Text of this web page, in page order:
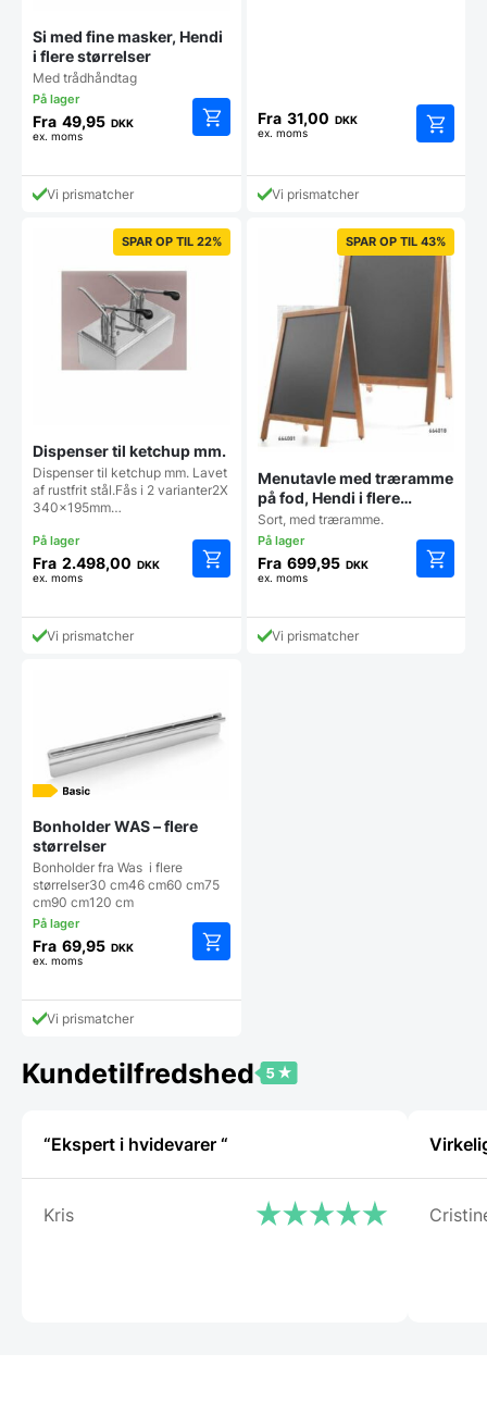
Si med fine masker, Hendi
i flere størrelser
Med trådhåndtag
Fra 49,95 DKK
ex. moms
varianter.
Mulighederne
kan
Vi prismatcher
Fra 31,00 DKK
ex. moms
vare
kan
vælges
Vi prismatcher
SPAR OP TIL 22%
Dispenser til ketchup mm.
Dispenser til ketchup mm. Lavet
af rustfrit stål.Fås i 2 varianter2X
340x195mm…
Fra 2.498,00 DKK
ex. moms
vælges
på
Vi prismatcher
SPAR OP TIL 43%
Menutavle med træramme
på fod, Hendi i flere
størrelser
Sort, med træramme.
Fra 699,95 DKK
ex. moms
Vi prismatcher
Bonholder WAS – flere
størrelser
Bonholder fra Was i flere
størrelser30 cm46 cm60 cm75
cm90 cm120 cm
Fra 69,95 DKK
ex. moms
Mulighederne
kan
varesiden
Vi prismatcher
Kundetilfredshed
“Ekspert i hvidevarer “
Kris